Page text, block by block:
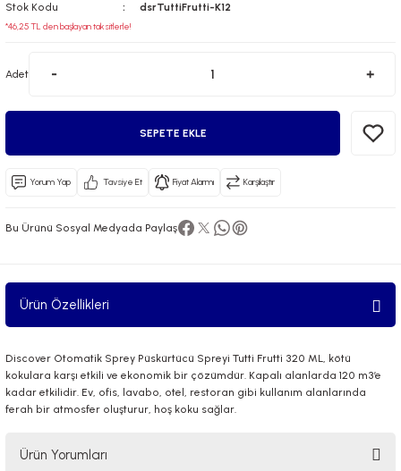
Spreyi
Yağ
Stok Kodu
dsrTuttiFrutti-K12
*46,25 TL den başlayan taksitlerle!
Adet
SEPETE EKLE
Yorum Yap Tavsiye Et Fiyat Alarmı Karşılaştır
Bu Ürünü Sosyal Medyada Paylaş
Ürün Özellikleri
Discover Otomatik Sprey Püskürtücü Spreyi Tutti Frutti 320 ML, kötü
kokulara karşı etkili ve ekonomik bir çözümdür. Kapalı alanlarda 120 m3’e
kadar etkilidir. Ev, ofis, lavabo, otel, restoran gibi kullanım alanlarında
ferah bir atmosfer oluşturur, hoş koku sağlar.
Ürün Yorumları